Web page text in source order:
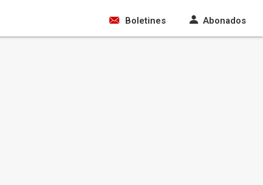
Boletines Abonados